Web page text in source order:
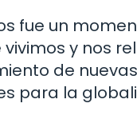
fue un
y nos
de
para la